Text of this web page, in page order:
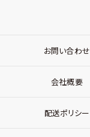
お問い合わせ
会社概要
配送ポリシー